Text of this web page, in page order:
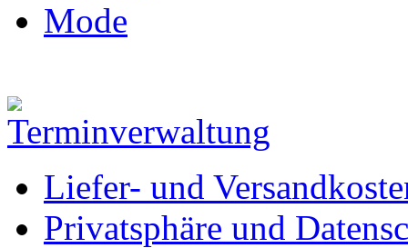
Mode
Liefer- und
Privatsphäre und